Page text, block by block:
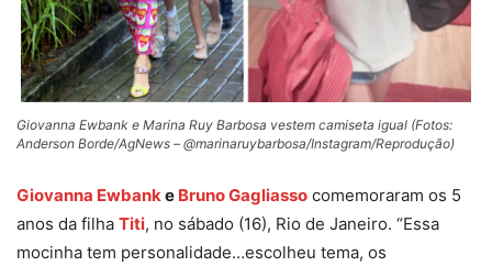
Giovanna Ewbank e Marina Ruy Barbosa vestem camiseta igual (Fotos:
Anderson Borde/AgNews – @marinaruybarbosa/Instagram/Reprodução)
Giovanna Ewbanke Bruno Gagliasso comemoraram os 5
anos da filha Titi, no sábado (16), Rio de Janeiro. “Essa
mocinha tem personalidade…escolheu tema, os